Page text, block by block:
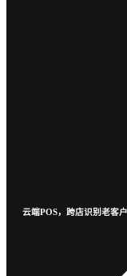
云端POS，跨店识别老客户